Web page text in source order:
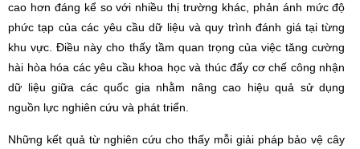
cao hơn đáng kể so với nhiều thị trường khác, phản ánh mức độ
phức tạp của các yêu cầu dữ liệu và quy trình đánh giá tại từng
khu vực. Điều này cho thấy tầm quan trọng của việc tăng cường
hài hòa hóa các yêu cầu khoa học và thúc đẩy cơ chế công nhận
dữ liệu giữa các quốc gia nhằm nâng cao hiệu quả sử dụng
nguồn lực nghiên cứu và phát triển.
Những kết quả từ nghiên cứu cho thấy mỗi giải pháp bảo vệ cây